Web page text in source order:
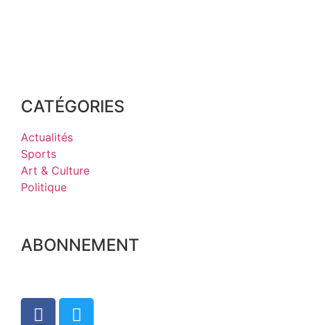
CATÉGORIES
Actualités
Sports
Art & Culture
Politique
ABONNEMENT